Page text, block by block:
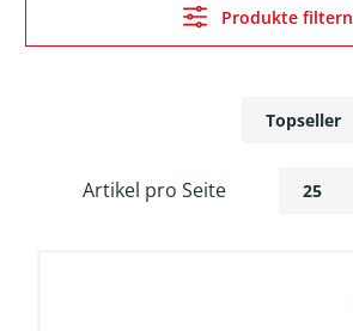
Produkte filtern
Artikel pro Seite